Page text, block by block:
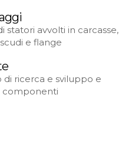
statori avvolti in carcasse,
e flange
di ricerca e sviluppo e
componenti